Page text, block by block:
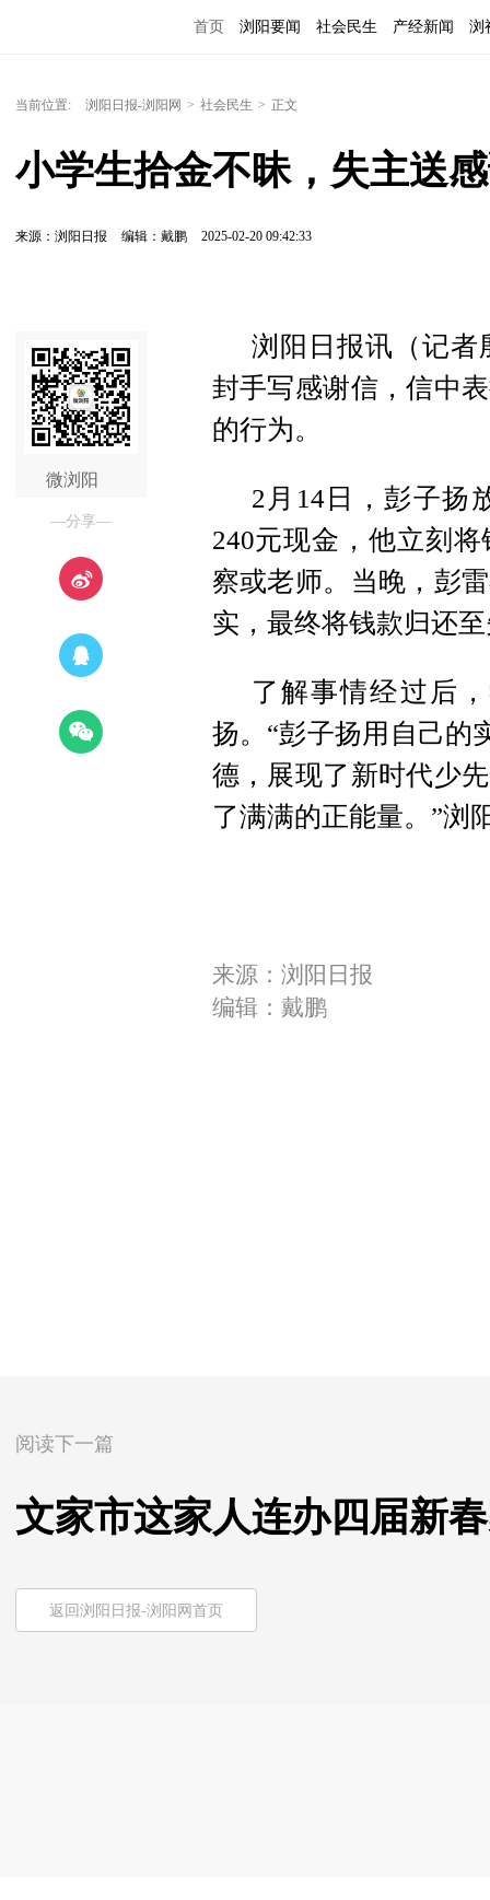
首页 浏阳要闻 社会民生 产经新闻 浏
当前位置: 浏阳日报-浏阳网 > 社会民生 > 正文
小学生拾金不昧，失主送
来源：浏阳日报 编辑：戴鹏 2025-02-20 09:42:33
微浏阳
—分享—
浏阳日报讯（记者
封手写感谢信，信中
的行为。
2月14日，彭子扬
240元现金，他立刻
察或老师。当晚，彭
实，最终将钱款归还
了解事情经过后
扬。“彭子扬用自己的
德，展现了新时代少
了满满的正能量。”浏
来源：浏阳日报
编辑：戴鹏
阅读下一篇
文家市这家人连办四届新
返回浏阳日报-浏阳网首页